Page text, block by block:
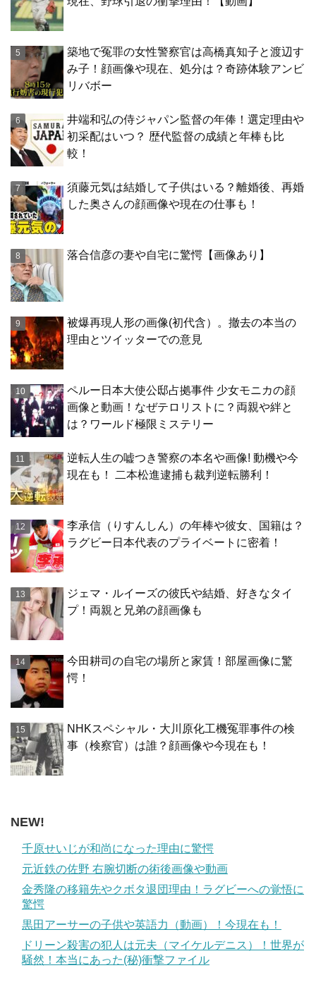
築地で冤罪の女性警察官は高橋真知子と渡辺す
み子！顔画像や現在、処分は？奇跡体験アンビ
リバボー
井端和弘の侍ジャパン監督の年俸！選定理由や
初采配はいつ？ 歴代監督の成績と年棒も比
較！
須藤元気は結婚して子供はいる？離婚後、再婚
した奥さんの顔画像や現在の仕事も！
落合信彦の妻や自宅に驚愕【画像あり】
被爆再現人形の画像(初代含）。撤去の本当の
理由とツイッターでの意見
ペルー日本大使公邸占拠事件 少女モニカの顔
画像と動画！なぜテロリストに？両親や絆と
は？ワールド極限ミステリー
逆転人生の嘘つき警察の本名や画像! 動機や今
現在も！ 二本松進逮捕も裁判逆転勝利！
李承信（りすんしん）の年棒や彼女、国籍は？
ラグビー日本代表のプライベートに密着！
ジェマ・ルイーズの彼氏や結婚、好きなタイ
プ！両親と兄弟の顔画像も
今田耕司の自宅の場所と家賃！部屋画像に驚
愕！
NHKスペシャル・大川原化工機冤罪事件の検
事（検察官）は誰？顔画像や今現在も！
NEW!
千原せいじが和尚になった理由に驚愕
元近鉄の佐野 右腕切断の術後画像や動画
金秀隆の移籍先やクボタ退団理由！ラグビーへの覚悟に
驚愕
黒田アーサーの子供や英語力（動画）！今現在も！
ドリーン殺害の犯人は元夫（マイケルデニス）！世界が
騒然！本当にあった(秘)衝撃ファイル